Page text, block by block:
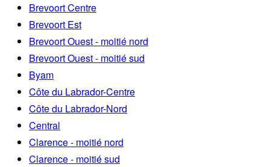
Brevoort Centre
Brevoort Est
Brevoort Ouest - moitié nord
Brevoort Ouest - moitié sud
Byam
Côte du Labrador-Centre
Côte du Labrador-Nord
Central
Clarence - moitié nord
Clarence - moitié sud